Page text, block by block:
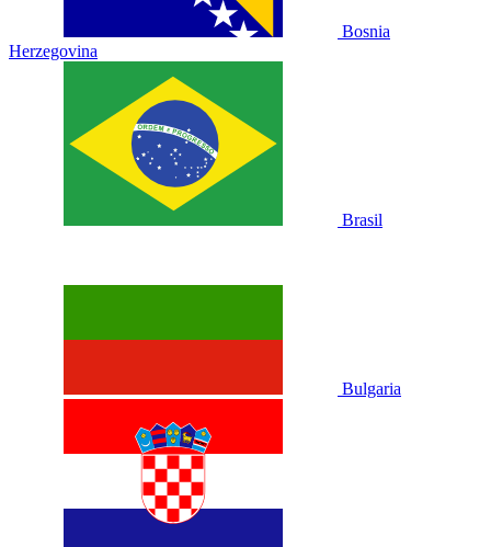
Bosnia
Herzegovina
Brasil
Bulgaria